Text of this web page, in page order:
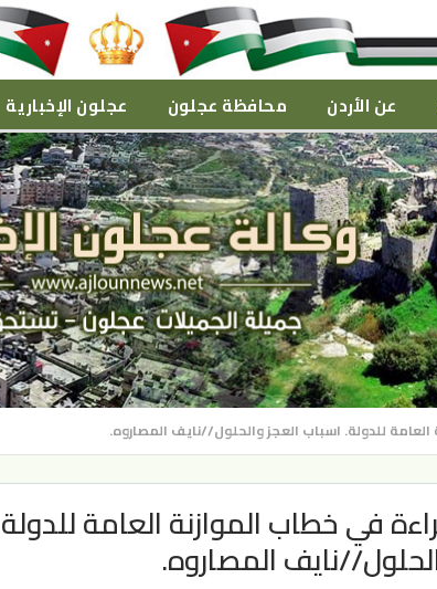
عن الأردن محافظة عجلون عجلون الإخبارية
للدولة. اسباب العجز والحلول//نايف المصاروه.
في خطاب الموازنة العامة
نايف المصاروه.